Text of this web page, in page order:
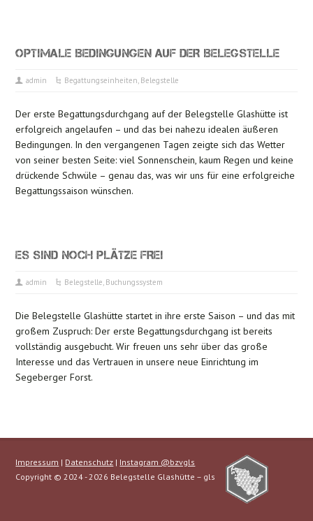
OPTIMALE BEDINGUNGEN AUF DER BELEGSTELLE
admin Begattungseinheiten, Belegstelle
Der erste Begattungsdurchgang auf der Belegstelle Glashütte ist
erfolgreich angelaufen – und das bei nahezu idealen äußeren
Bedingungen. In den vergangenen Tagen zeigte sich das Wetter
von seiner besten Seite: viel Sonnenschein, kaum Regen und keine
drückende Schwüle – genau das, was wir uns für eine erfolgreiche
Begattungssaison wünschen.
ES SIND NOCH PLÄTZE FREI
admin Belegstelle, Buchungssystem
Die Belegstelle Glashütte startet in ihre erste Saison – und das mit
großem Zuspruch: Der erste Begattungsdurchgang ist bereits
vollständig ausgebucht. Wir freuen uns sehr über das große
Interesse und das Vertrauen in unsere neue Einrichtung im
Segeberger Forst.
Impressum | Datenschutz | Instagram @bzvgls
Copyright © 2024 - 2026 Belegstelle Glashütte – gls